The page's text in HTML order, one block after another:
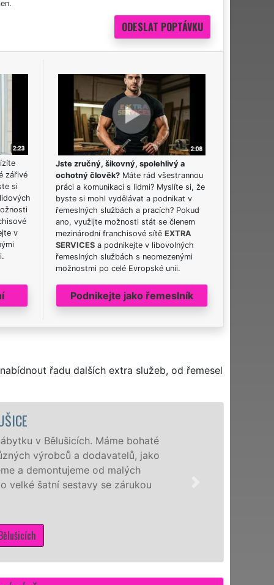
zářivé
si
v
Jste zručný, šikovný, spolehlivý a
ochotný člověk? Máte rád všestrannou
práci a komunikaci s lidmi? Myslíte si, že
byste si mohl vydělávat a podnikat v
řemeslných službách a pracích? Pokud
ano, využijte možnosti stát se členem
mezinárodní franchisové sítěEXTRA
SERVICES a podnikejte v libovolných
řemeslných službách s neomezenými
možnostmi po celé Evropské unii.
Podnikejte jako řemeslník
řadu dalších extra služeb, od řemesel
v Bělušicích. Máme bohaté
výrobců a dodavatelů, jako
a demontujeme od malých
velké šatní sestavy se zárukou